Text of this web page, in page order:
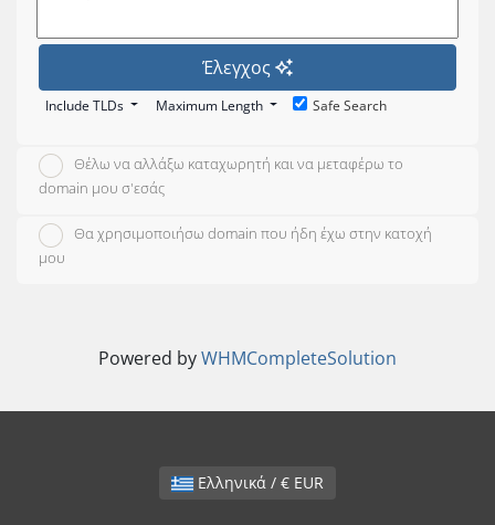
Έλεγχος
Include TLDs Maximum Length Safe Search
Θέλω να αλλάξω καταχωρητή και να μεταφέρω το
domain μου σ'εσάς
Θα χρησιμοποιήσω domain που ήδη έχω στην κατοχή
μου
Powered byWHMCompleteSolution
Ελληνικά / € EUR